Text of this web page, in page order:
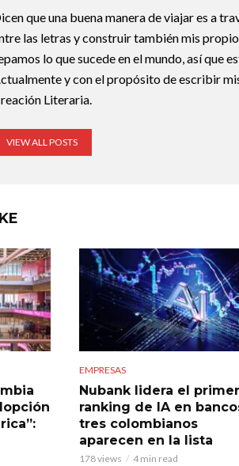
que una buena manera de viajar es a
las letras y construir también mis
lo que sucede en el mundo, así que
y con el propósito de escribir
Literaria.
VIEW ALL POSTS
EMPRESAS
Nubank lidera el primer
ranking de IA en
tres colombianos
aparecen en la lista
178 views 4 min read